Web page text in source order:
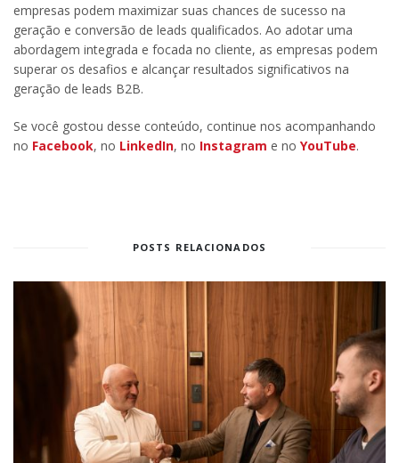
empresas podem maximizar suas chances de sucesso na
geração e conversão de leads qualificados. Ao adotar uma
abordagem integrada e focada no cliente, as empresas podem
superar os desafios e alcançar resultados significativos na
geração de leads B2B.
Se você gostou desse conteúdo, continue nos acompanhando
no Facebook, no LinkedIn, no Instagram e no YouTube.
POSTS RELACIONADOS